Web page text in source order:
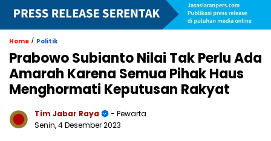
Home / Politik
Prabowo Subianto Nilai Tak Perlu Ada
Amarah Karena Semua Pihak Haus
Menghormati Keputusan Rakyat
Tim Jabar Raya
- Pewarta
Senin, 4 Desember 2023